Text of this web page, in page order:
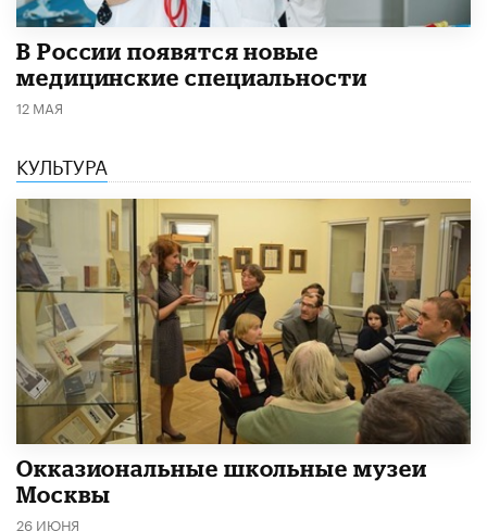
В России появятся новые
медицинские специальности
12 МАЯ
КУЛЬТУРА
​Окказиональные школьные музеи
Москвы
26 ИЮНЯ